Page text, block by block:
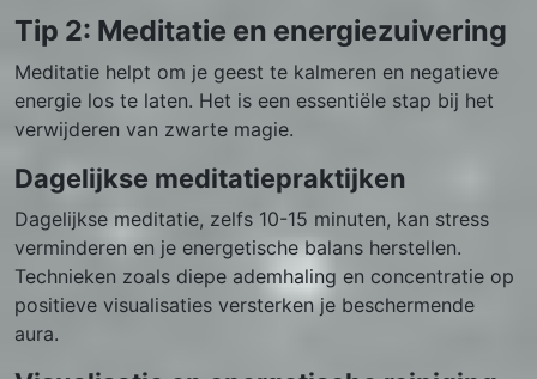
Tip 2: Meditatie en energiezuivering
Meditatie helpt om je geest te kalmeren en negatieve
energie los te laten. Het is een essentiële stap bij het
verwijderen van zwarte magie.
Dagelijkse meditatiepraktijken
Dagelijkse meditatie, zelfs 10-15 minuten, kan stress
verminderen en je energetische balans herstellen.
Technieken zoals diepe ademhaling en concentratie op
positieve visualisaties versterken je beschermende
aura.